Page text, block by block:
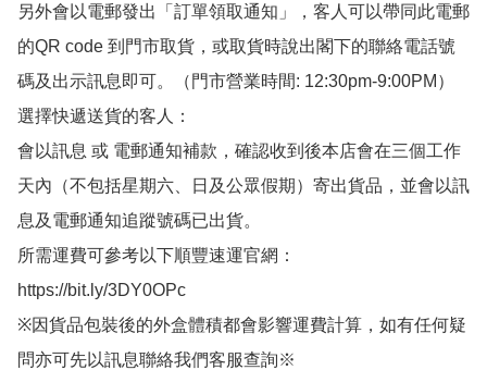
另外會以電郵發出「訂單領取通知」，客人可以帶同此電郵
的QR code 到門市取貨，或取貨時說出閣下的聯絡電話號
碼及出示訊息即可。（門市營業時間: 12:30pm-9:00PM）
選擇快遞送貨的客人：
會以訊息 或 電郵通知補款，確認收到後本店會在三個工作
天內（不包括星期六、日及公眾假期）寄出貨品，並會以訊
息及電郵通知追蹤號碼已出貨。
所需運費可參考以下順豐速運官網：
https://bit.ly/3DY0OPc
※因貨品包裝後的外盒體積都會影響運費計算，如有任何疑
問亦可先以訊息聯絡我們客服查詢※